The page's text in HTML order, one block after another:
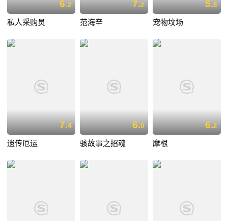
6.2
私人采购员
7.2
范海辛
5.8
宠物坟场
7.4
遗传厄运
6.0
骇故事之招魂
6.2
摩根